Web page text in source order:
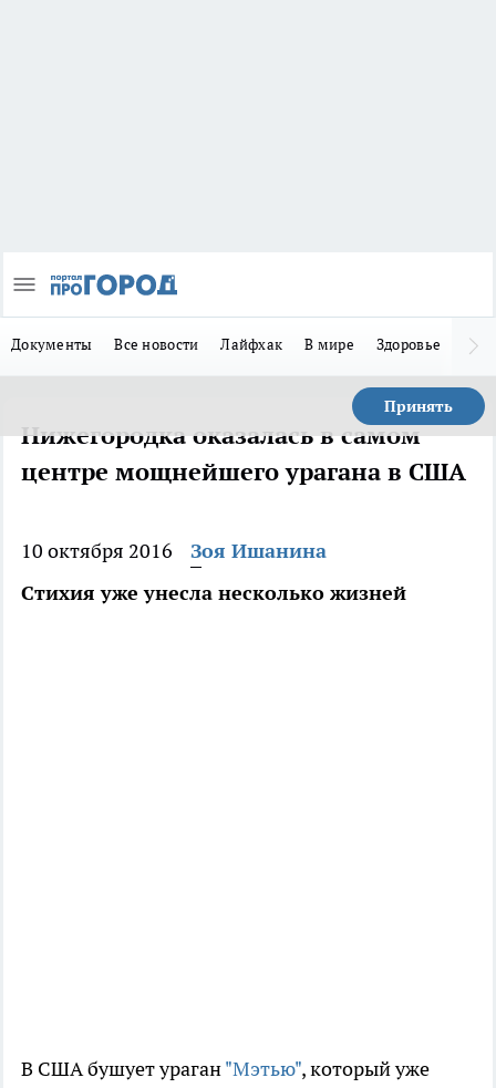
Документы Все новости Лайфхак В мире Здоровье
Принять
Нижегородка оказалась в самом
центре мощнейшего урагана в США
10 октября 2016
Зоя Ишанина
Стихия уже унесла несколько жизней
В США бушует ураган"Мэтью", который уже